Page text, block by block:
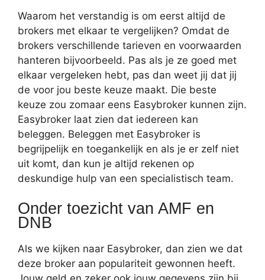
Waarom het verstandig is om eerst altijd de
brokers met elkaar te vergelijken? Omdat de
brokers verschillende tarieven en voorwaarden
hanteren bijvoorbeeld. Pas als je ze goed met
elkaar vergeleken hebt, pas dan weet jij dat jij
de voor jou beste keuze maakt. Die beste
keuze zou zomaar eens Easybroker kunnen zijn.
Easybroker laat zien dat iedereen kan
beleggen. Beleggen met Easybroker is
begrijpelijk en toegankelijk en als je er zelf niet
uit komt, dan kun je altijd rekenen op
deskundige hulp van een specialistisch team.
Onder toezicht van AMF en
DNB
Als we kijken naar Easybroker, dan zien we dat
deze broker aan populariteit gewonnen heeft.